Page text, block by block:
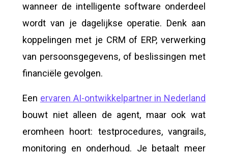
wanneer de intelligente software onderdeel
wordt van je dagelijkse operatie. Denk aan
koppelingen met je CRM of ERP, verwerking
van persoonsgegevens, of beslissingen met
financiële gevolgen.
Een ervaren AI-ontwikkelpartner in Nederland
bouwt niet alleen de agent, maar ook wat
eromheen hoort: testprocedures, vangrails,
monitoring en onderhoud. Je betaalt meer